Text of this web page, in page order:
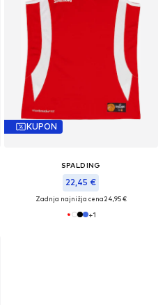
KUPON
SPALDING
22,45 €
Zadnja najnižja cena24,95 €
+1